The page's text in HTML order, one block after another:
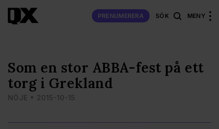
PRENUMERERA SÖK MENY
Som en stor ABBA-fest på ett
torg i Grekland
NÖJE 2015-10-15